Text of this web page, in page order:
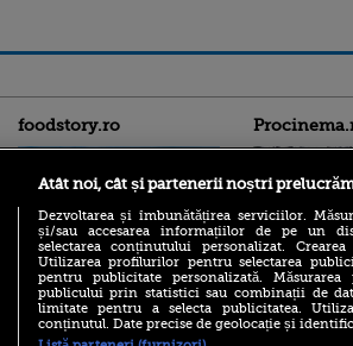
foodstory.ro
(P) Descoperă Lumea
Evenimentelor din România
cu Transilvania Events!
Nikolaj
Urzeala
Atât noi, cât și partenerii noștri
Dezvoltarea și îmbunătățirea serviciilor.
și/sau accesarea informațiilor de pe un
selectarea conținutului personalizat.
Utilizarea profilurilor pentru selectarea
pentru publicitate personalizată.
publicului prin statistici sau combinații de
limitate pentru a selecta publicitatea.
conținutul. Date precise de geolocație și